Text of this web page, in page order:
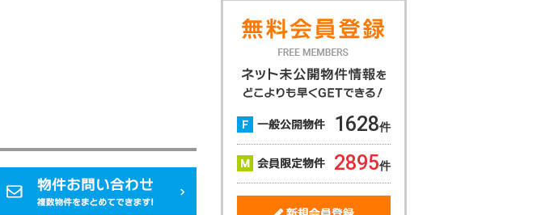
1628件
2895件